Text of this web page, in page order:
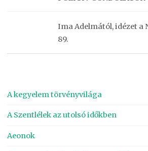
Ima Adelmától, idézet a
89.
A kegyelem törvényvilága
A Szentlélek az utolsó időkben
Aeonok